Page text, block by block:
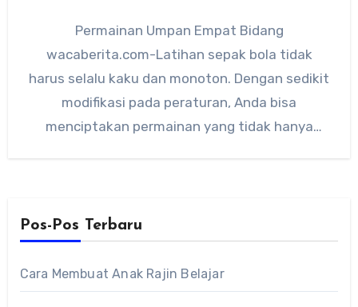
Permainan Umpan Empat Bidang
wacaberita.com-Latihan sepak bola tidak
harus selalu kaku dan monoton. Dengan sedikit
modifikasi pada peraturan, Anda bisa
menciptakan permainan yang tidak hanya
Pos-Pos Terbaru
Cara Membuat Anak Rajin Belajar